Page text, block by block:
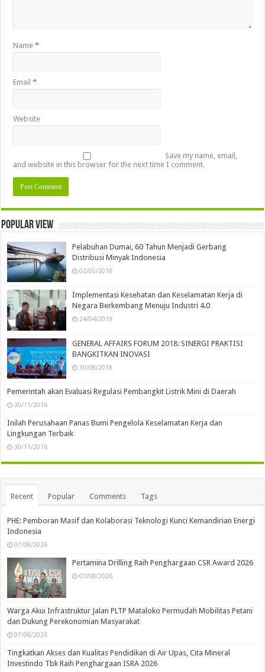
Name*
Email*
Website
Save my name, email,
and website in this browser for the next time I comment.
Popular view
Pelabuhan Dumai, 60 Tahun Menjadi Gerbang
Distribusi Minyak Indonesia
02/05/2018
Implementasi Kesehatan dan Keselamatan Kerja di
Negara Berkembang Menuju Industri 4.0
24/04/2019
GENERAL AFFAIRS FORUM 2018: SINERGI PRAKTISI
BANGKITKAN INOVASI
30/08/2018
Pemerintah akan Evaluasi Regulasi Pembangkit Listrik Mini di Daerah
30/11/2016
Inilah Perusahaan Panas Bumi Pengelola Keselamatan Kerja dan
Lingkungan Terbaik
30/11/2016
Recent Popular Comments Tags
PHE: Pemboran Masif dan Kolaborasi Teknologi Kunci Kemandirian Energi
Indonesia
07/08/2026
Pertamina Drilling Raih Penghargaan CSR Award 2026
07/08/2026
Warga Akui Infrastruktur Jalan PLTP Mataloko Permudah Mobilitas Petani
dan Dukung Perekonomian Masyarakat
07/08/2026
Tingkatkan Akses dan Kualitas Pendidikan di Air Upas, Cita Mineral
Investindo Tbk Raih Penghargaan ISRA 2026